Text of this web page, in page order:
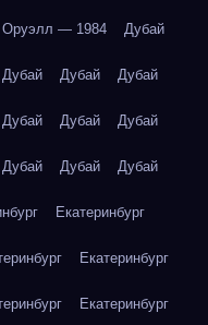
— 1984 Дубай
Дубай Дубай Дубай
Дубай Дубай Дубай
Дубай Дубай Дубай
Екатеринбург
Екатеринбург
Екатеринбург